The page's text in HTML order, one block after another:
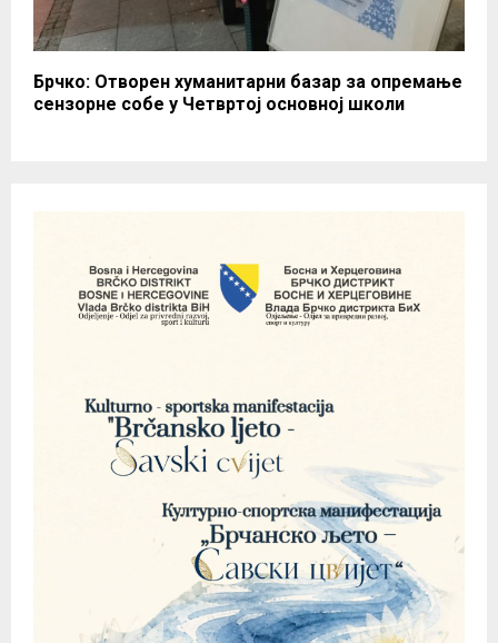
Брчко: Отворен хуманитарни базар за опремање
сензорне собе у Четвртој основној школи